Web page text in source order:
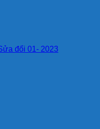
đổi 01- 2023